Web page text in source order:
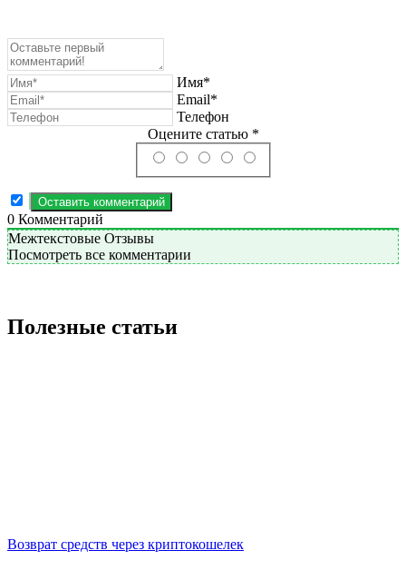
Имя*
Email*
Телефон
Оцените статью *
0 Комментарий
Межтекстовые Отзывы
Посмотреть все комментарии
Полезные статьи
Возврат средств через криптокошелек